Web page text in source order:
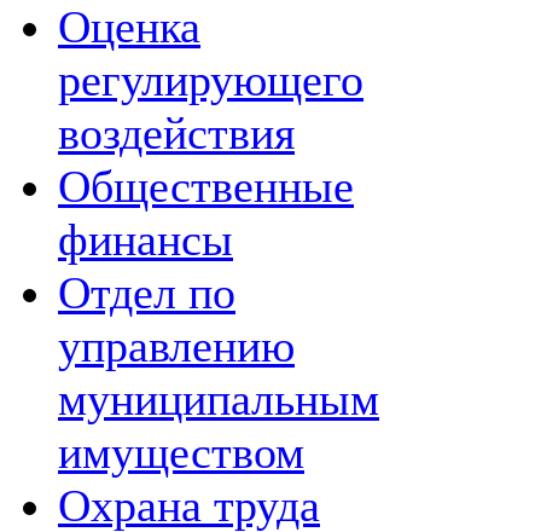
Оценка
регулирующего
воздействия
Общественные
финансы
Отдел по
управлению
муниципальным
имуществом
Охрана труда